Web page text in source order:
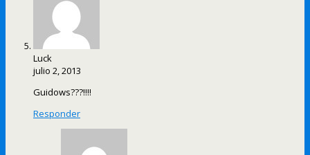
Luck
julio 2, 2013
Guidows???!!!!
Responder